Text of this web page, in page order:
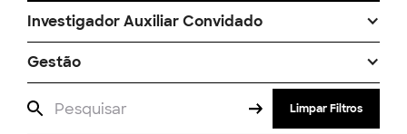
Investigador Auxiliar Convidado
Gestão
Limpar Filtros